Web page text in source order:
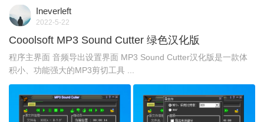
Ineverleft
2022-5-22
Cooolsoft MP3 Sound Cutter 绿色汉化版
程序主界面 音频导出设置界面 MP3 Sound Cutter汉化版是一款体
积小、功能强大的MP3剪切工具 ...